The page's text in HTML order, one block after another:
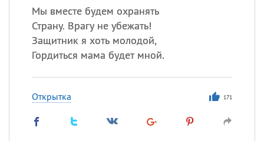
Мы вместе будем охранять
Страну. Врагу не убежать!
Защитник я хоть молодой,
Гордиться мама будет мной.
Открытка 171